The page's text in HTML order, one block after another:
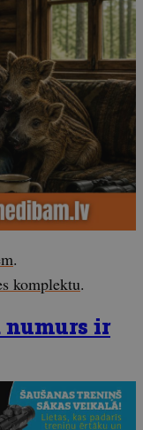
.
komplektu.
numurs ir